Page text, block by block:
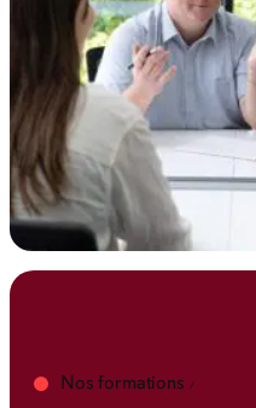
Nos formations